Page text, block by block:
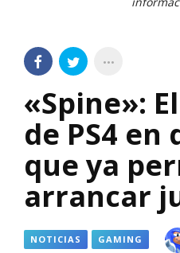
«Spine»:
de PS4
que ya
arrancar
NOTICIAS GAMING